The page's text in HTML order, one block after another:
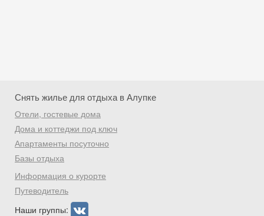
Снять жилье для отдыха в Алупке
Отели, гостевые дома
Дома и коттеджи под ключ
Апартаменты посуточно
Базы отдыха
Информация о курорте
Путеводитель
Наши группы:
Скидка −5%
Хочешь дешевле? Оставь почту и получи
промокод на первое бронирование!